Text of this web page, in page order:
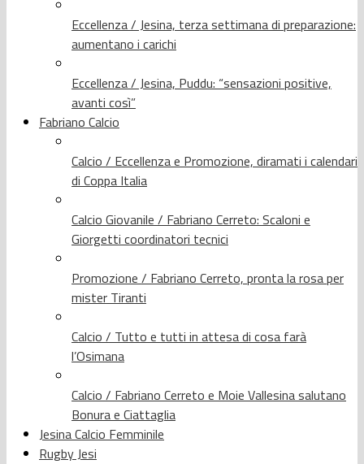
Eccellenza / Jesina, terza settimana di preparazione:
aumentano i carichi
Eccellenza / Jesina, Puddu: “sensazioni positive,
avanti così”
Fabriano Calcio
Calcio / Eccellenza e Promozione, diramati i calendari
di Coppa Italia
Calcio Giovanile / Fabriano Cerreto: Scaloni e
Giorgetti coordinatori tecnici
Promozione / Fabriano Cerreto, pronta la rosa per
mister Tiranti
Calcio / Tutto e tutti in attesa di cosa farà
l’Osimana
Calcio / Fabriano Cerreto e Moie Vallesina salutano
Bonura e Ciattaglia
Jesina Calcio Femminile
Rugby Jesi